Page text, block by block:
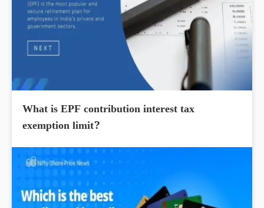
What is EPF contribution interest tax
exemption limit?